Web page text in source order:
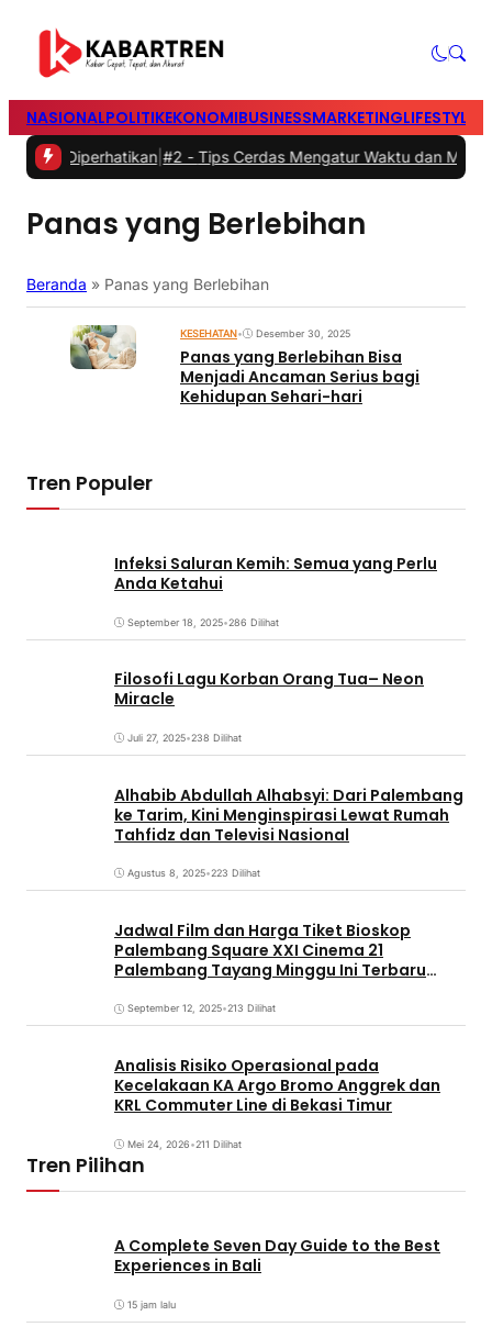
NASIONALPOLITIKEKONOMIBUSINESSMARKETINGLIFESTYLE
Diperhatikan|#2 -Tips Cerdas Mengatur Waktu dan
Panas yang Berlebihan
Beranda » Panas yang Berlebihan
KESEHATAN• Desember 30, 2025
Panas yang Berlebihan Bisa
Menjadi Ancaman Serius bagi
Kehidupan Sehari-hari
Tren Populer
Infeksi Saluran Kemih: Semua yang Perlu
Anda Ketahui
September 18, 2025•286 Dilihat
Filosofi Lagu Korban Orang Tua– Neon
Miracle
Juli 27, 2025•238 Dilihat
Alhabib Abdullah Alhabsyi: Dari Palembang
ke Tarim, Kini Menginspirasi Lewat Rumah
Tahfidz dan Televisi Nasional
Agustus 8, 2025•223 Dilihat
Jadwal Film dan Harga Tiket Bioskop
Palembang Square XXI Cinema 21
Palembang Tayang Minggu Ini Terbaru
September 12, 2025•213 Dilihat
Analisis Risiko Operasional pada
Kecelakaan KA Argo Bromo Anggrek dan
KRL Commuter Line di Bekasi Timur
Mei 24, 2026•211 Dilihat
Tren Pilihan
A Complete Seven Day Guide to the Best
Experiences in Bali
15 jam lalu